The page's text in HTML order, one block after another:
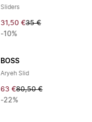
Sliders
31,50 €35 €
-10%
BOSS
Aryeh Slid
63 €80,50 €
-22%